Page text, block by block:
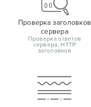
Проверка заголовков
сервера
Проверка ответов
сервера, HTTP
заголовков